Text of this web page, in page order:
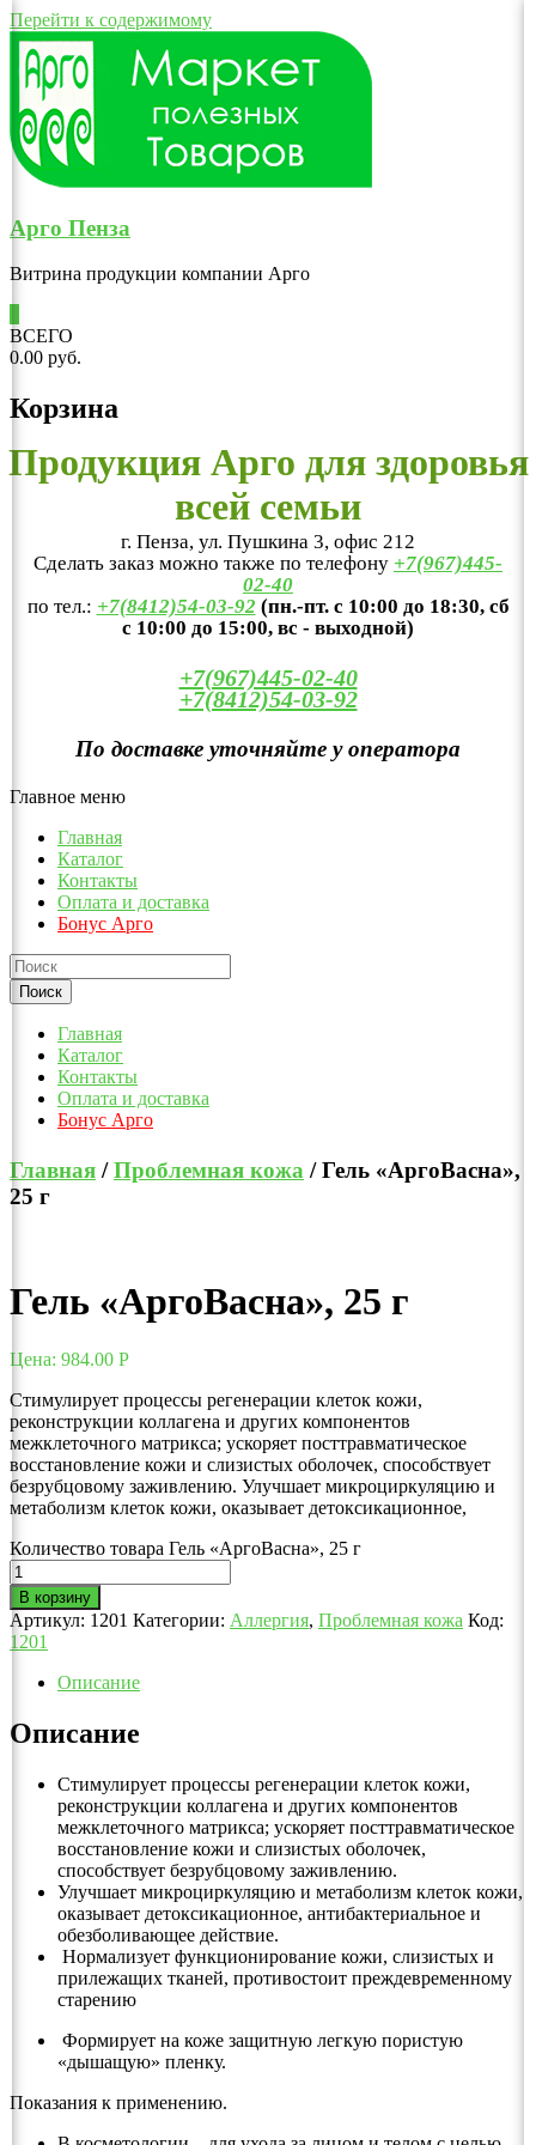
Перейти к содержимому
Арго Пенза
Витрина продукции компании Арго
ВСЕГО
0.00 руб.
Корзина
Продукция Арго для здоровья
всей семьи
г. Пенза, ул. Пушкина 3, офис 212
Сделать заказ можно также по телефону +7(967)445-
02-40
по тел.: +7(8412)54-03-92 (пн.-пт. с 10:00 до 18:30, сб
с 10:00 до 15:00, вс - выходной)
+7(967)445-02-40
+7(8412)54-03-92
По доставке уточняйте у оператора
Главное меню
Главная
Каталог
Контакты
Оплата и доставка
Бонус Арго
Главная
Каталог
Контакты
Оплата и доставка
Бонус Арго
Главная /Проблемная кожа / Гель «АргоВасна»,
25 г
Гель «АргоВасна», 25 г
Цена: 984.00 Р
Стимулирует процессы регенерации клеток кожи,
реконструкции коллагена и других компонентов
межклеточного матрикса; ускоряет посттравматическое
восстановление кожи и слизистых оболочек, способствует
безрубцовому заживлению. Улучшает микроциркуляцию и
метаболизм клеток кожи, оказывает детоксикационное,
Количество товара Гель «АргоВасна», 25 г
В корзину
Артикул: 1201 Категории: Аллергия, Проблемная кожа Код:
1201
Описание
Описание
Стимулирует процессы регенерации клеток кожи,
реконструкции коллагена и других компонентов
межклеточного матрикса; ускоряет посттравматическое
восстановление кожи и слизистых оболочек,
способствует безрубцовому заживлению.
Улучшает микроциркуляцию и метаболизм клеток кожи,
оказывает детоксикационное, антибактериальное и
обезболивающее действие.
Нормализует функционирование кожи, слизистых и
прилежащих тканей, противостоит преждевременному
старению
Формирует на коже защитную легкую пористую
«дышащую» пленку.
Показания к применению.